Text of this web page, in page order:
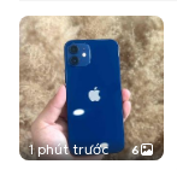
1 phút trước 6